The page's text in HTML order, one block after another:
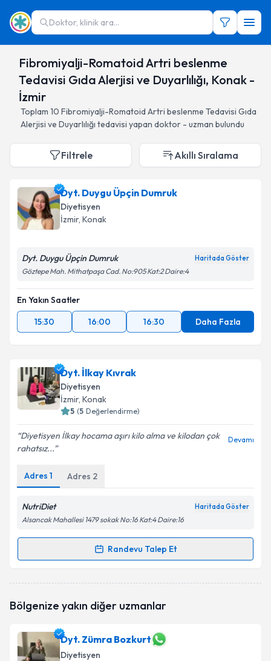
Doktor, klinik ara...
Fibromiyalji-Romatoid Artri beslenme
Tedavisi Gıda Alerjisi ve Duyarlılığı, Konak -
İzmir
Toplam 10 Fibromiyalji-Romatoid Artri beslenme Tedavisi Gıda
Alerjisi ve Duyarlılığı tedavisi yapan doktor - uzman bulundu
Filtrele Akıllı Sıralama
Dyt. Duygu Üpçin Dumruk
Diyetisyen
İzmir, Konak
Dyt. Duygu Üpçin Dumruk Haritada Göster
Göztepe Mah. Mithatpaşa Cad. No:905 Kat:2 Daire:4
En Yakın Saatler
15:30
16:00 16:30 Daha Fazla
Dyt. İlkay Kıvrak
Diyetisyen
İzmir, Konak
5 (5 Değerlendirme)
Diyetisyen İlkay hocama aşırı kilo alma ve kilodan çok
rahatsız...
Devamı
Adres 1 Adres 2
NutriDiet Haritada Göster
Alsancak Mahallesi 1479 sokak No:16 Kat:4 Daire:16
Randevu Talep Et
Randevu Takvimi Talebi
oluşturun. Size bu uzmandan randevu almanız için bir
E-posta Adresiniz
Bölgenize yakın diğer uzmanlar
Dyt. Zümra Bozkurt
Diyetisyen